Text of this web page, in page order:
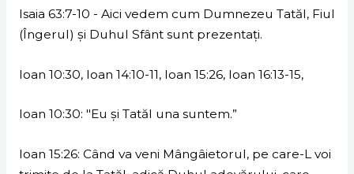
Isaia 63:7-10 - Aici vedem cum Dumnezeu Tatăl, Fiul
(Îngerul) și Duhul Sfânt sunt prezentați.
Ioan 10:30, Ioan 14:10-11, Ioan 15:26, Ioan 16:13-15,
Ioan 10:30: "Eu şi Tatăl una suntem.”
Ioan 15:26: Când va veni Mângâietorul, pe care-L voi